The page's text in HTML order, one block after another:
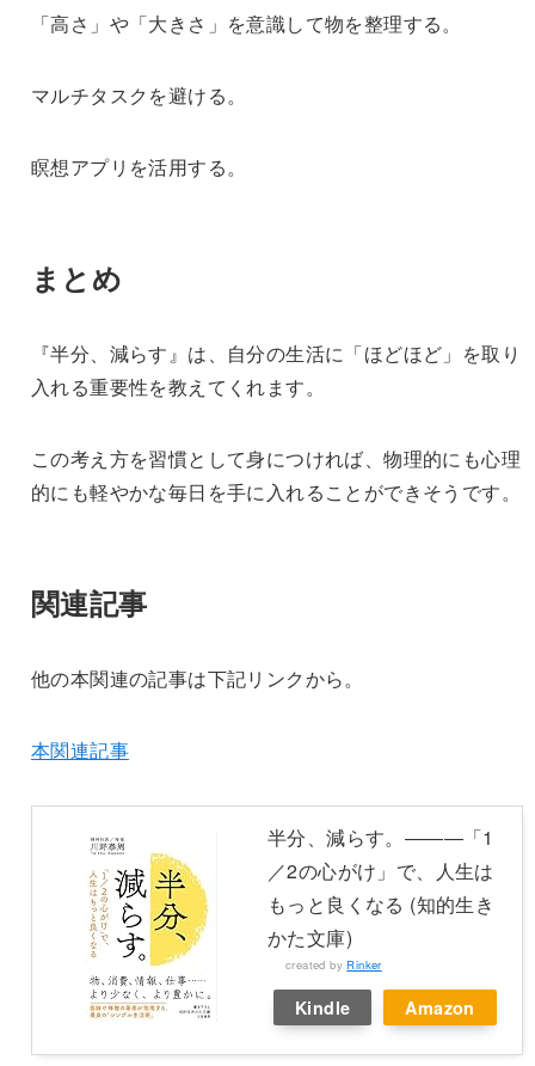
「高さ」や「大きさ」を意識して物を整理する。
マルチタスクを避ける。
瞑想アプリを活用する。
まとめ
『半分、減らす』は、自分の生活に「ほどほど」を取り
入れる重要性を教えてくれます。
この考え方を習慣として身につければ、物理的にも心理
的にも軽やかな毎日を手に入れることができそうです。
関連記事
他の本関連の記事は下記リンクから。
本関連記事
半分、減らす。―――「1
／2の心がけ」で、人生は
もっと良くなる (知的生き
かた文庫)
created byRinker
Kindle Amazon